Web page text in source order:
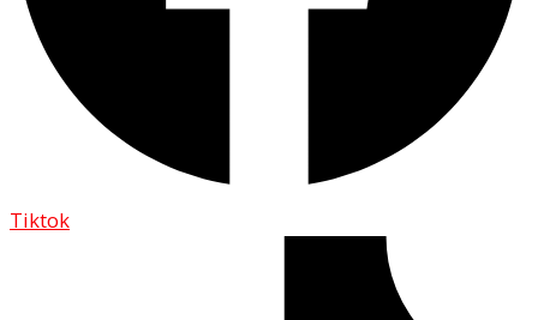
Tiktok